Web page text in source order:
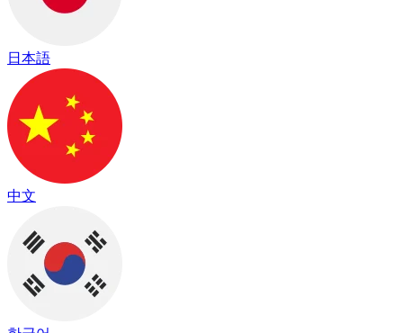
日本語
中文